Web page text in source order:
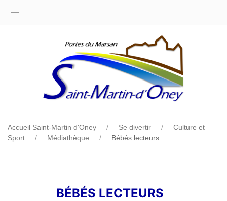
Accueil Saint-Martin d'Oney Se divertir
Culture et
Sport
Médiathèque Bébés lecteurs
BÉBÉS LECTEURS